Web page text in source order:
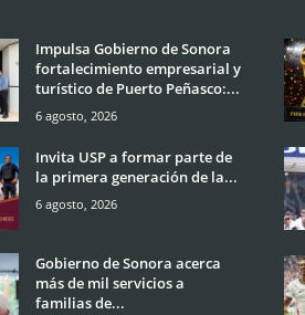
Impulsa Gobierno de Sonora
fortalecimiento empresarial y
turístico de Puerto Peñasco:...
6 agosto, 2026
Invita USP a formar parte de
la primera generación de la...
6 agosto, 2026
Gobierno de Sonora acerca
más de mil servicios a
familias de...